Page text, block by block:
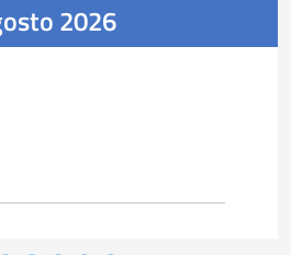
2026